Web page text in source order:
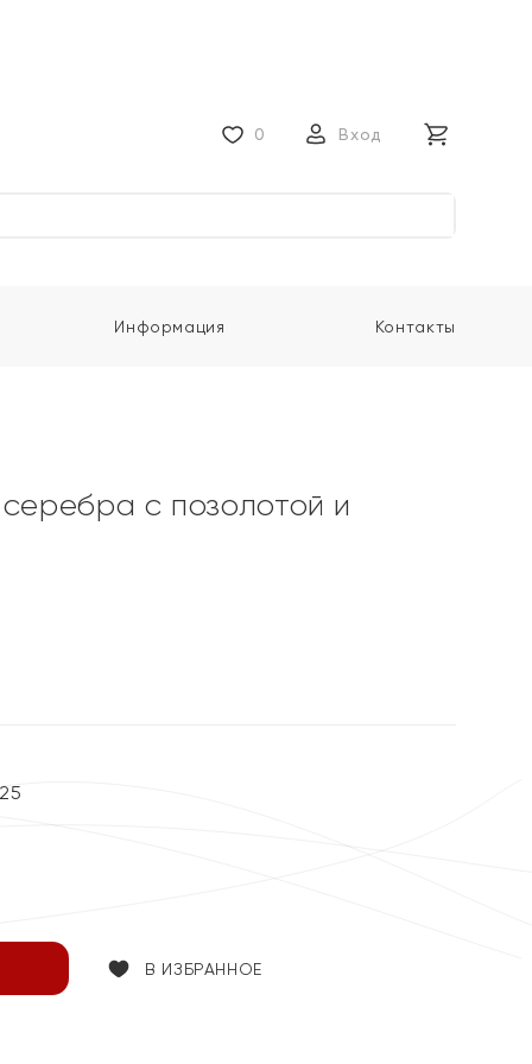
0 Вход
Информация Контакты
с позолотой и
В ИЗБРАННОЕ